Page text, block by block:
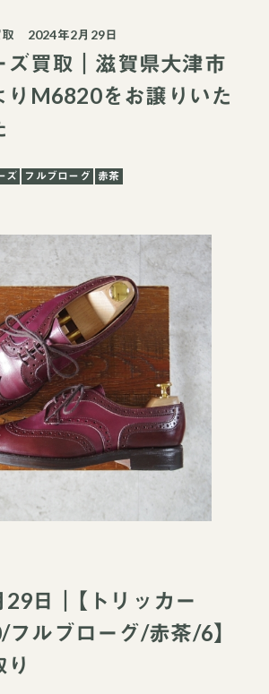
2024年2月29日
ズ買取｜滋賀県大津市
りM6820をお譲りいた
ズ フルブローグ 赤茶
日｜【トリッカー
ルブローグ/赤茶/6】